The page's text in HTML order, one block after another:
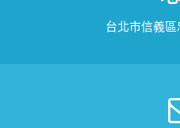
台北市信義